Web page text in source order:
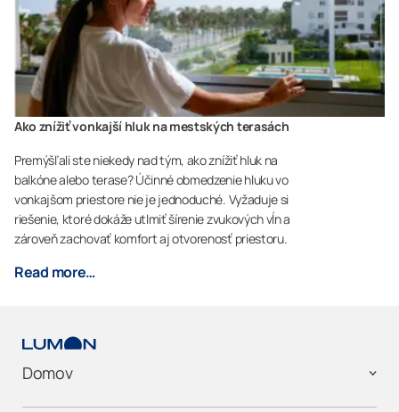
Ako znížiť vonkajší hluk na mestských terasách
Premýšľali ste niekedy nad tým, ako znížiť hluk na
balkóne alebo terase? Účinné obmedzenie hluku vo
vonkajšom priestore nie je jednoduché. Vyžaduje si
riešenie, ktoré dokáže utlmiť šírenie zvukových vĺn a
zároveň zachovať komfort aj otvorenosť priestoru.
Read more…
Domov